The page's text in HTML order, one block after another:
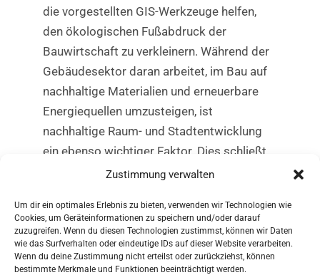
Zustimmung verwalten
Um dir ein optimales Erlebnis zu bieten, verwenden wir Technologien wie
Cookies, um Geräteinformationen zu speichern und/oder darauf
zuzugreifen. Wenn du diesen Technologien zustimmst, können wir Daten
wie das Surfverhalten oder eindeutige IDs auf dieser Website verarbeiten.
Wenn du deine Zustimmung nicht erteilst oder zurückziehst, können
bestimmte Merkmale und Funktionen beeinträchtigt werden.
die vorgestellten GIS-Werkzeuge helfen,
den ökologischen Fußabdruck der
Bauwirtschaft zu verkleinern. Während der
Gebäudesektor daran arbeitet, im Bau auf
nachhaltige Materialien und erneuerbare
Energiequellen umzusteigen, ist
nachhaltige Raum- und Stadtentwicklung
ein ebenso wichtiger Faktor. Dies schließt
nicht nur die Verringerung des
soziale Aspekte wie leistbares Wohnen –
für echte Nachhaltigkeit auf allen Ebenen.